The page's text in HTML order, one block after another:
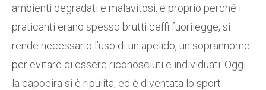
ambienti degradati e malavitosi, e proprio perché i
praticanti erano spesso brutti ceffi fuorilegge, si
rende necessario l’uso di un apelido, un soprannome
per evitare di essere riconosciuti e individuati. Oggi
la capoeira si è ripulita, ed è diventata lo sport